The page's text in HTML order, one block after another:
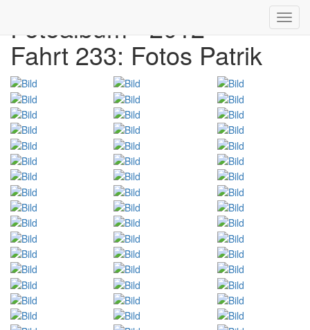
Fotoalbum - 2012
Fahrt 233: Fotos Patrik